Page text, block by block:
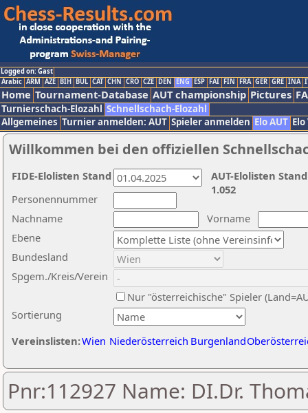
Logged on: Gast
Arabic ARM AZE BIH BUL CAT CHN CRO CZE DEN ENG ESP FAI FIN FRA GER GRE INA
Home Tournament-Database AUT championship Pictures
Turnierschach-Elozahl Schnellschach-Elozahl
Allgemeines Turnier anmelden: AUT Spieler anmelden Elo AUT
Willkommen bei den offiziellen
Nachname
Vorname
Ebene
Sortierung
Personennummer
Bundesland
Spgem./Kreis/Verein
Nur "österreichische" Spieler
Vereinslisten:Wien Niederösterreich Burgenland
AUT-Elolisten
1.052
FIDE-Elolisten Stand
Pnr:112927 Name: DI.Dr.